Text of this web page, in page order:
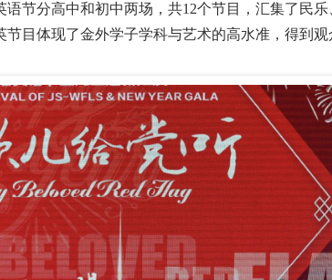
节分高中和初中两场，共12个节目，汇集了民
目体现了金外学子学科与艺术的高水准，得到观